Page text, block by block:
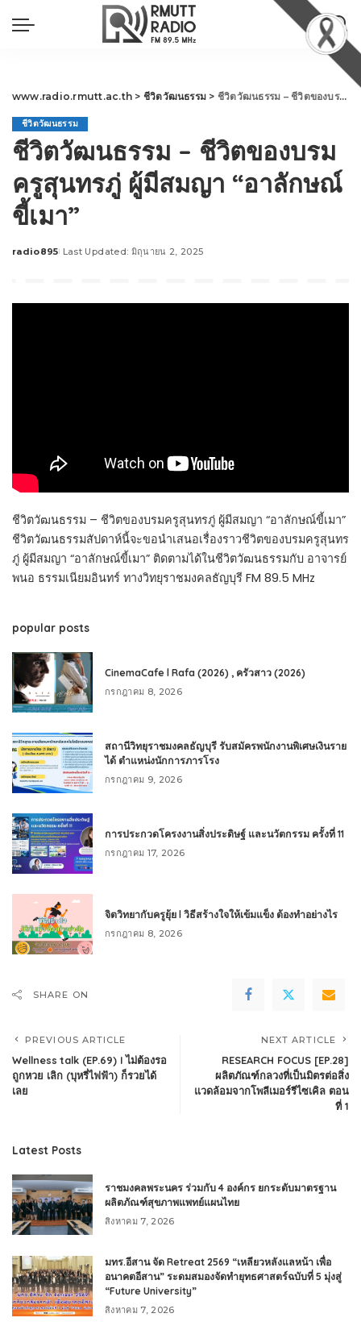
www.radio.rmutt.ac.th > ชีวิตวัฒนธรรม > ชีวิตวัฒนธรรม – ชีวิตของบรมครูสุนทรภู่ ผู้มีสมญา “อาลักษณ์ขี้เมา”
ชีวิตวัฒนธรรม
ชีวิตวัฒนธรรม – ชีวิตของบรม
ครูสุนทรภู่ ผู้มีสมญา “อาลักษณ์
ขี้เมา”
Posted
radio895 Last Updated: มิถุนายน 2, 2025
ชีวิตวัฒนธรรม – ชีวิตของบรมครูสุนทรภู่ ผู้มีสมญา “อาลักษณ์ขี้เมา”
ชีวิตวัฒนธรรมสัปดาห์นี้จะขอนำเสนอเรื่องราวชีวิตของบรมครูสุนทร
ภู่ ผู้มีสมญา “อาลักษณ์ขี้เมา” ติดตามได้ในชีวิตวัฒนธรรมกับ อาจารย์
พนอ ธรรมเนียมอินทร์ ทางวิทยุราชมงคลธัญบุรี FM 89.5 MHz
popular posts
CinemaCafe l Rafa (2026) , ครัวสาว (2026)
กรกฎาคม 8, 2026
สถานีวิทยุราชมงคลธัญบุรี รับสมัครพนักงานพิเศษเงินราย
ได้ ตำแหน่งนักการภารโรง
กรกฎาคม 9, 2026
การประกวดโครงงานสิ่งประดิษฐ์ และนวัตกรรม ครั้งที่ 11
กรกฎาคม 17, 2026
จิตวิทยากับครูยุ้ย l วิธีสร้างใจให้เข้มแข็ง ต้องทำอย่างไร
กรกฎาคม 8, 2026
SHARE ON
PREVIOUS ARTICLE
Wellness talk (EP.69) I ไม่ต้องรอ
ถูกหวย เลิก (บุหรี่ไฟฟ้า) ก็รวยได้
เลย
NEXT ARTICLE
RESEARCH FOCUS [EP.28]
ผลิตภัณฑ์กลวงที่เป็นมิตรต่อสิ่ง
แวดล้อมจากโพลีเมอร์รีไซเคิล ตอน
ที่ 1
Latest Posts
ราชมงคลพระนคร ร่วมกับ 4 องค์กร ยกระดับมาตรฐาน
ผลิตภัณฑ์สุขภาพแพทย์แผนไทย
สิงหาคม 7, 2026
มทร.อีสาน จัด Retreat 2569 “เหลียวหลังแลหน้า เพื่อ
อนาคตอีสาน” ระดมสมองจัดทำยุทธศาสตร์ฉบับที่ 5 มุ่งสู่
“Future University”
สิงหาคม 7, 2026